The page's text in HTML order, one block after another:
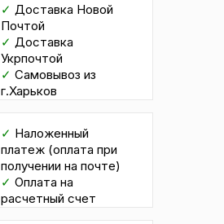
✓ Доставка Новой
Почтой
✓ Доставка
Укрпочтой
✓ Самовывоз из
г.Харьков
✓ Наложенный
платеж (оплата при
получении на почте)
✓ Оплата на
расчетный счет